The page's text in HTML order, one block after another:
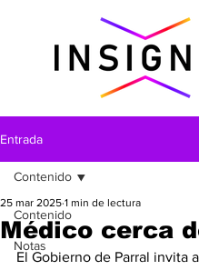
Entrada
Contenido
Notas
Contenido
Médico cerca
25 mar 2025 1 min de lectura
El Gobierno de Parral invita